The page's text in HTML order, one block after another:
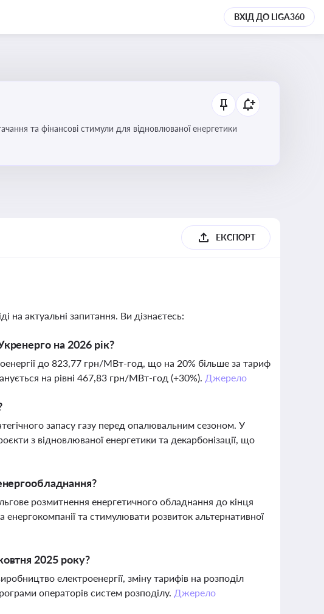
ВХІД ДО LIGA360
та фінансові стимули для відновлюваної енергетики
ЕКСПОРТ
на актуальні запитання. Ви дізнаєтесь:
на 2026 рік?
до 823,77 грн/МВт-год, що на 20% більше за тариф
на рівні 467,83 грн/МВт-год (+30%). Джерело
запасу газу перед опалювальним сезоном. У
з відновлюваної енергетики та декарбонізації, що
розмитнення енергетичного обладнання до кінця
та стимулювати розвиток альтернативної
2025 року?
електроенергії, зміну тарифів на розподіл
операторів систем розподілу. Джерело